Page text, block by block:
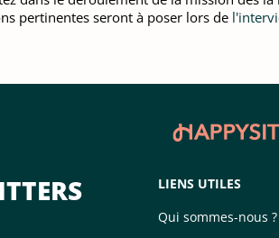
pertinentes seront à poser lors de
LIENS UTILES
Qui sommes-nous ?